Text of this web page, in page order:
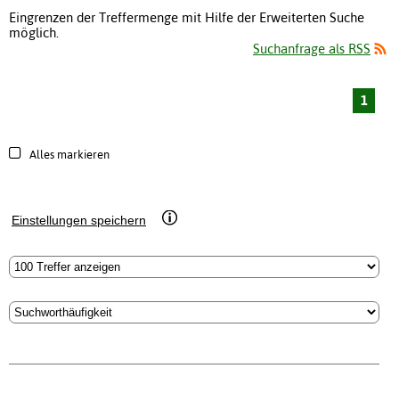
Eingrenzen der Treffermenge mit Hilfe der Erweiterten Suche
möglich.
Suchanfrage als RSS
1
Alles markieren
Einstellungen speichern